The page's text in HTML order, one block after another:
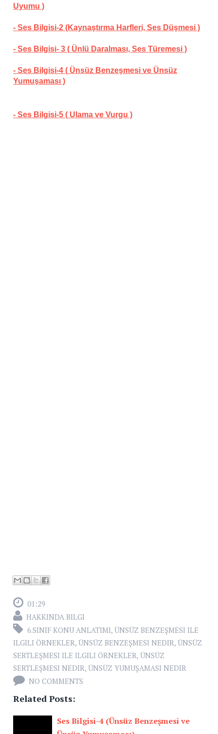
Uyumu )
- Ses Bilgisi-2 (Kaynaştırma Harfleri, Ses Düşmesi )
- Ses Bilgisi- 3 ( Ünlü Daralması, Ses Türemesi )
- Ses Bilgisi-4 ( Ünsüz Benzeşmesi ve Ünsüz
Yumuşaması )
- Ses Bilgisi-5 ( Ulama ve Vurgu )
01:29
HAKKINDA BILGI
6.SINIF KONU ANLATIMI, ÜNSÜZ BENZEŞMESI ILE
ILGILI ÖRNEKLER, ÜNSÜZ BENZEŞMESI NEDIR, ÜNSÜZ
SERTLEŞMESI ILE ILGILI ÖRNEKLER, ÜNSÜZ
SERTLEŞMESI NEDIR, ÜNSÜZ YUMUŞAMASI NEDIR
NO COMMENTS
Related Posts:
Ses Bilgisi-4 (Ünsüz Benzeşmesi ve